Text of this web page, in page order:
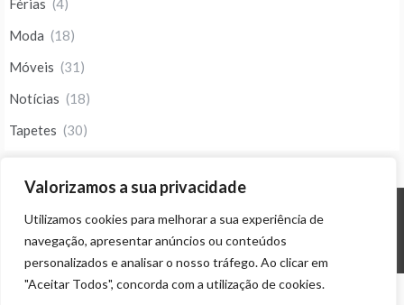
Valorizamos a sua privacidade
Utilizamos cookies para melhorar a sua experiência de
navegação, apresentar anúncios ou conteúdos
personalizados e analisar o nosso tráfego. Ao clicar em
"Aceitar Todos", concorda com a utilização de cookies.
Férias (4)
Moda (18)
Móveis (31)
Notícias (18)
Tapetes (30)